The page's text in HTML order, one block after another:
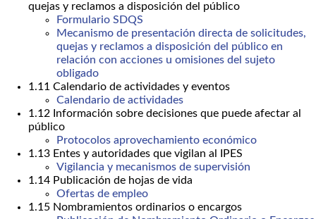
quejas y reclamos a disposición del público
Formulario SDQS
Mecanismo de presentación directa de solicitudes,
quejas y reclamos a disposición del público en
relación con acciones u omisiones del sujeto
obligado
1.11 Calendario de actividades y eventos
Calendario de actividades
1.12 Información sobre decisiones que puede afectar al
público
Protocolos aprovechamiento económico
1.13 Entes y autoridades que vigilan al IPES
Vigilancia y mecanismos de supervisión
1.14 Publicación de hojas de vida
Ofertas de empleo
1.15 Nombramientos ordinarios o encargos